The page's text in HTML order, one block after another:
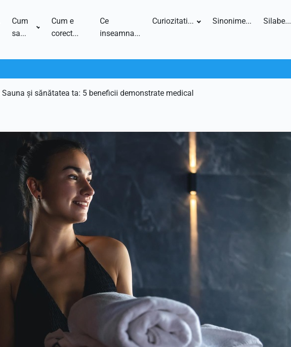
Cum
sa...
Cum e
corect...
Ce
inseamna...
Curiozitati... Sinonime... Silabe...
Sauna și sănătatea ta: 5 beneficii demonstrate medical